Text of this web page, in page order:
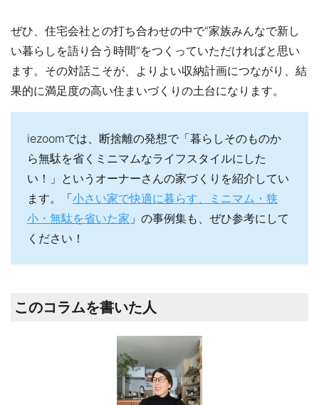
ぜひ、住宅会社との打ち合わせの中で“家族みんなで新し
い暮らしを語り合う時間”をつくっていただければと思い
ます。その対話こそが、よりよい収納計画につながり、結
果的に満足度の高い住まいづくりの土台になります。
iezoomでは、断捨離の発想で「暮らしそのものか
ら無駄を省くミニマムなライフスタイルにした
い！」というオーナーさんの家づくりを紹介してい
ます。「小さい家で快適に暮らす、ミニマム・狭
小・無駄を省いた家 」の事例集も、ぜひ参考にして
ください！
このコラムを書いた人